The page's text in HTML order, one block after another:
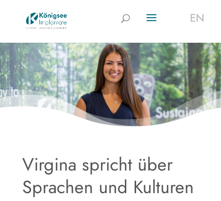
EN
EN
Virgina spricht über
Sprachen und Kulturen